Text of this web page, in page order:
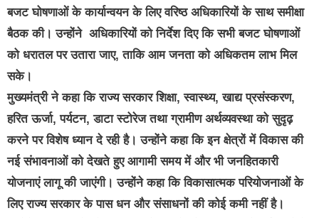
बजट घोषणाओं के कार्यान्वयन के लिए वरिष्ठ अधिकारियों के साथ समीक्षा
बैठक की। उन्होंने अधिकारियों को निर्देश दिए कि सभी बजट घोषणाओं
को धरातल पर उतारा जाए, ताकि आम जनता को अधिकतम लाभ मिल
सके।
मुख्यमंत्री ने कहा कि राज्य सरकार शिक्षा, स्वास्थ्य, खाद्य प्रसंस्करण,
हरित ऊर्जा, पर्यटन, डाटा स्टोरेज तथा ग्रामीण अर्थव्यवस्था को सुदृढ़
करने पर विशेष ध्यान दे रही है। उन्होंने कहा कि इन क्षेत्रों में विकास की
नई संभावनाओं को देखते हुए आगामी समय में और भी जनहितकारी
योजनाएं लागू की जाएंगी। उन्होंने कहा कि विकासात्मक परियोजनाओं के
लिए राज्य सरकार के पास धन और संसाधनों की कोई कमी नहीं है।